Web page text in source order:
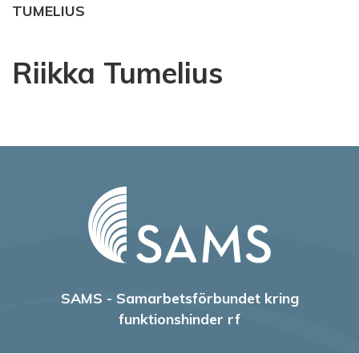
TUMELIUS
Riikka Tumelius
SAMS - Samarbetsförbundet kring
funktionshinder rf